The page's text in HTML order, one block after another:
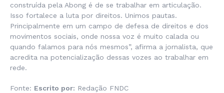
construída pela Abong é de se trabalhar em articulação.
Isso fortalece a luta por direitos. Unimos pautas.
Principalmente em um campo de defesa de direitos e dos
movimentos sociais, onde nossa voz é muito calada ou
quando falamos para nós mesmos”, afirma a jornalista, que
acredita na potencialização dessas vozes ao trabalhar em
rede.
Fonte: Escrito por: Redação FNDC